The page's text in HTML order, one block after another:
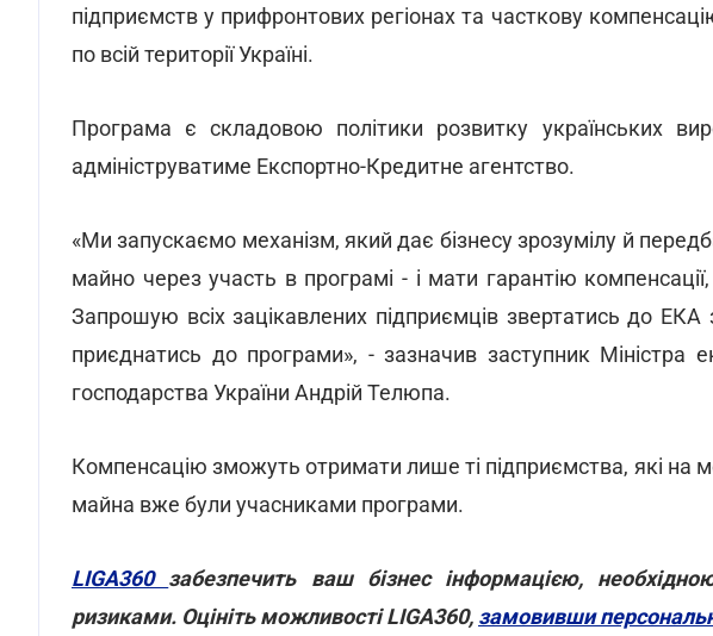
підприємств у прифронтових регіонах та часткову
по всій території Україні.
Програма є складовою політики розвитку українських
адмініструватиме Експортно-Кредитне агентство.
«Ми запускаємо механізм, який дає бізнесу зрозумілу й
майно через участь в програмі - і мати гарантію
Запрошую всіх зацікавлених підприємців звертатись до
приєднатись до програми», - зазначив заступник Міністра
господарства України Андрій Телюпа.
Компенсацію зможуть отримати лише ті підприємства, які
майна вже були учасниками програми.
LIGA360 забезпечить ваш бізнес інформацією,
ризиками. Оцініть можливості LIGA360, замовивши